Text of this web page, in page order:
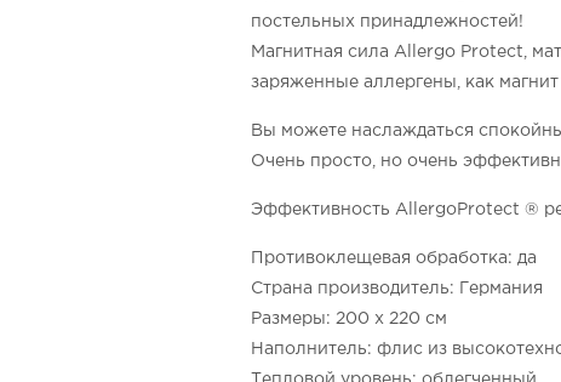
постельных принадлежностей!
Магнитная сила Allergo Protect,
заряженные аллергены, как
Вы можете наслаждаться
Очень просто, но очень
Эффективность AllergoProtect ®
Противоклещевая обработка: да
Страна производитель: Германия
Размеры: 200 х 220 см
Наполнитель: флис из